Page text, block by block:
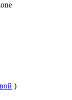
)